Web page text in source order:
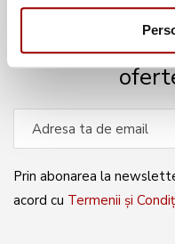
Abonează-
mereu la
Prin abonarea la
acord cu Termenii și